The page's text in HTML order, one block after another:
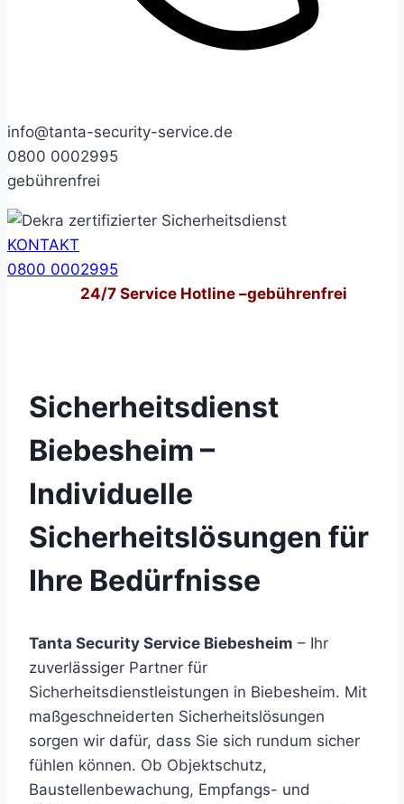
info@tanta-security-service.de
0800 0002995
gebührenfrei
KONTAKT
0800 0002995
24/7Service Hotline –gebührenfrei
Sicherheitsdienst
Biebesheim –
Individuelle
Sicherheitslösungen für
Ihre Bedürfnisse
Tanta Security Service Biebesheim – Ihr
zuverlässiger Partner für
Sicherheitsdienstleistungen in Biebesheim. Mit
maßgeschneiderten Sicherheitslösungen
sorgen wir dafür, dass Sie sich rundum sicher
fühlen können. Ob Objektschutz,
Baustellenbewachung, Empfangs- und